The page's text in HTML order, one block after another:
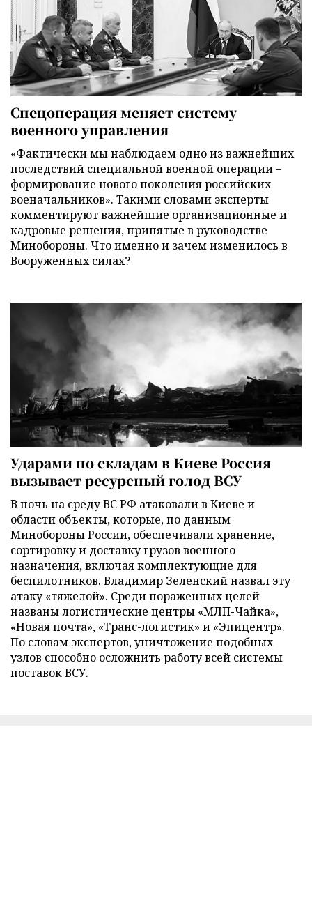
Спецоперация меняет систему
военного управления
«Фактически мы наблюдаем одно из важнейших
последствий специальной военной операции –
формирование нового поколения российских
военачальников». Такими словами эксперты
комментируют важнейшие организационные и
кадровые решения, принятые в руководстве
Минобороны. Что именно и зачем изменилось в
Вооруженных силах?
Ударами по складам в Киеве Россия
вызывает ресурсный голод ВСУ
В ночь на среду ВС РФ атаковали в Киеве и
области объекты, которые, по данным
Минобороны России, обеспечивали хранение,
сортировку и доставку грузов военного
назначения, включая комплектующие для
беспилотников. Владимир Зеленский назвал эту
атаку «тяжелой». Среди пораженных целей
названы логистические центры «МЛП-Чайка»,
«Новая почта», «Транс-логистик» и «Эпицентр».
По словам экспертов, уничтожение подобных
узлов способно осложнить работу всей системы
поставок ВСУ.